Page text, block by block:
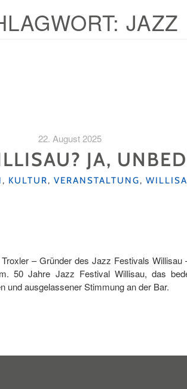
JAZZ
22. August 2025
JA,
, KULTUR, VERANSTALTUNG,
– Gründer des Jazz Festivals
50 Jahre Jazz Festival Willisau, das
und ausgelassener Stimmung an der Bar.